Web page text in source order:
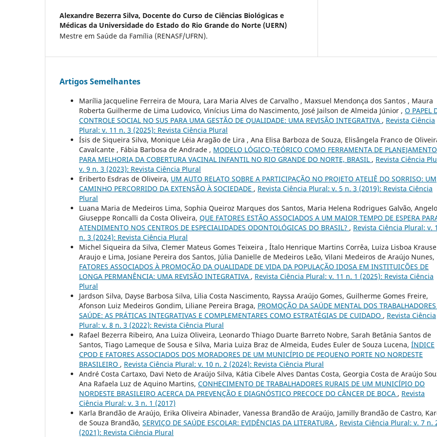
Alexandre Bezerra Silva, Docente do Curso de Ciências Biológicas e
Médicas da Universidade do Estado do Rio Grande do Norte (UERN)
Mestre em Saúde da Família (RENASF/UFRN).
Artigos Semelhantes
Marília Jacqueline Ferreira de Moura, Lara Maria Alves de Carvalho , Maxsuel Mendonça dos Santos , Maura
Roberta Guilherme de Lima Ludovico, Vinícius Lima do Nascimento, José Jailson de Almeida Júnior , O PAPEL
CONTROLE SOCIAL NO SUS PARA UMA GESTÃO DE QUALIDADE: UMA REVISÃO INTEGRATIVA , Revista Ciência
Plural: v. 11 n. 3 (2025): Revista Ciência Plural
Ísis de Siqueira Silva, Monique Léia Aragão de Lira , Ana Elisa Barboza de Souza, Elisângela Franco de
Cavalcante , Fábia Barbosa de Andrade , MODELO LÓGICO-TEÓRICO COMO FERRAMENTA DE PLANEJAMENTO
PARA MELHORIA DA COBERTURA VACINAL INFANTIL NO RIO GRANDE DO NORTE, BRASIL , Revista Ciência
v. 9 n. 3 (2023): Revista Ciência Plural
Eriberto Esdras de Oliveira, UM AUTO RELATO SOBRE A PARTICIPAÇÃO NO PROJETO ATELIÊ DO SORRISO: UM
CAMINHO PERCORRIDO DA EXTENSÃO À SOCIEDADE , Revista Ciência Plural: v. 5 n. 3 (2019): Revista Ciência
Plural
Luana Maria de Medeiros Lima, Sophia Queiroz Marques dos Santos, Maria Helena Rodrigues Galvão, Angelo
Giuseppe Roncalli da Costa Oliveira, QUE FATORES ESTÃO ASSOCIADOS A UM MAIOR TEMPO DE ESPERA
ATENDIMENTO NOS CENTROS DE ESPECIALIDADES ODONTOLÓGICAS DO BRASIL? , Revista Ciência Plural: v.
n. 3 (2024): Revista Ciência Plural
Michel Siqueira da Silva, Clemer Mateus Gomes Teixeira , Ítalo Henrique Martins Corrêa, Luiza Lisboa
Araujo e Lima, Josiane Pereira dos Santos, Júlia Danielle de Medeiros Leão, Vilani Medeiros de Araújo Nunes,
FATORES ASSOCIADOS À PROMOÇÃO DA QUALIDADE DE VIDA DA POPULAÇÃO IDOSA EM INSTITUIÇÕES DE
LONGA PERMANÊNCIA: UMA REVISÃO INTEGRATIVA , Revista Ciência Plural: v. 11 n. 1 (2025): Revista Ciência
Plural
Jardson Silva, Dayse Barbosa Silva, Lilia Costa Nascimento, Rayssa Araújo Gomes, Guilherme Gomes Freire,
Afonson Luiz Medeiros Gondim, Liliane Pereira Braga, PROMOÇÃO DA SAÚDE MENTAL DOS
SAÚDE: AS PRÁTICAS INTEGRATIVAS E COMPLEMENTARES COMO ESTRATÉGIAS DE CUIDADO , Revista Ciência
Plural: v. 8 n. 3 (2022): Revista Ciência Plural
Rafael Bezerra Ribeiro, Ana Luiza Oliveira, Leonardo Thiago Duarte Barreto Nobre, Sarah Betânia Santos de
Santos, Tiago Lameque de Sousa e Silva, Maria Luiza Braz de Almeida, Eudes Euler de Souza Lucena, ÍNDICE
CPOD E FATORES ASSOCIADOS DOS MORADORES DE UM MUNICÍPIO DE PEQUENO PORTE NO NORDESTE
BRASILEIRO , Revista Ciência Plural: v. 10 n. 2 (2024): Revista Ciência Plural
André Costa Cartaxo, Davi Neto de Araújo Silva, Kátia Cibele Alves Dantas Costa, Georgia Costa de Araújo
Ana Rafaela Luz de Aquino Martins, CONHECIMENTO DE TRABALHADORES RURAIS DE UM MUNICÍPIO DO
NORDESTE BRASILEIRO ACERCA DA PREVENÇÃO E DIAGNÓSTICO PRECOCE DO CÂNCER DE BOCA , Revista
Ciência Plural: v. 3 n. 1 (2017)
Karla Brandão de Araújo, Erika Oliveira Abinader, Vanessa Brandão de Araújo, Jamilly Brandão de Castro,
de Souza Brandão, SERVIÇO DE SAÚDE ESCOLAR: EVIDÊNCIAS DA LITERATURA , Revista Ciência Plural: v. 7 n.
(2021): Revista Ciência Plural